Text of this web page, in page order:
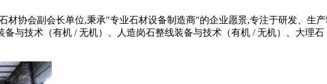
材协会副会长单位,秉承"专业石材设备制造商"的企业愿景,专注于研发、生
与技术（有机 / 无机）、人造岗石整线装备与技术（有机 / 无机）、大理石